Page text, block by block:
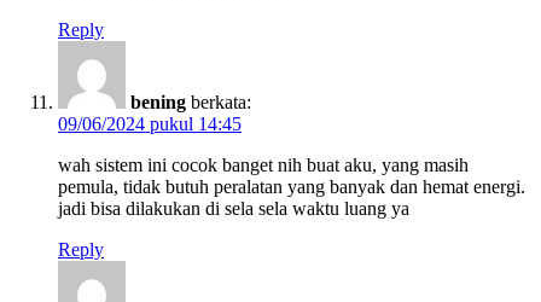
Reply
bening berkata:
09/06/2024 pukul 14:45
wah sistem ini cocok banget nih buat aku, yang masih
pemula, tidak butuh peralatan yang banyak dan hemat energi.
jadi bisa dilakukan di sela sela waktu luang ya
Reply